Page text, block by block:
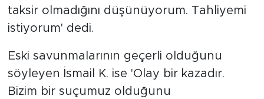
taksir olmadığını düşünüyorum. Tahliyemi
istiyorum' dedi.
Eski savunmalarının geçerli olduğunu
söyleyen İsmail K. ise 'Olay bir kazadır.
Bizim bir suçumuz olduğunu